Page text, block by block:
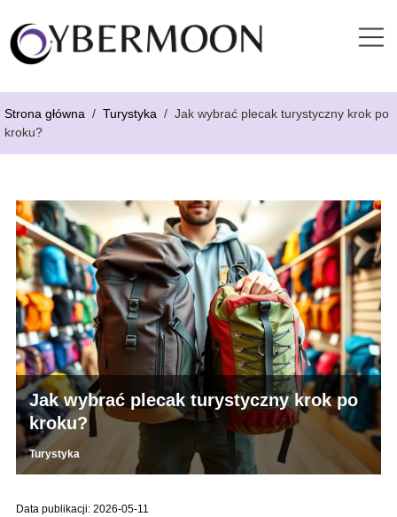
Strona główna / Turystyka / Jak wybrać plecak turystyczny krok po
kroku?
Jak wybrać plecak turystyczny krok po
kroku?
Turystyka
Data publikacji: 2026-05-11